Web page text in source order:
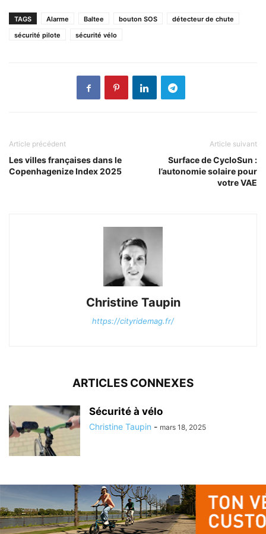
TAGS Alarme Baltee bouton SOS
détecteur de chute
sécurité pilote
sécurité vélo
Article précédent
Les villes françaises dans le
Copenhagenize Index 2025
Article suivant
Surface de CycloSun :
l’autonomie solaire pour
votre VAE
Christine Taupin
https://cityridemag.fr/
ARTICLES CONNEXES
Sécurité à vélo
Christine Taupin - mars 18, 2025